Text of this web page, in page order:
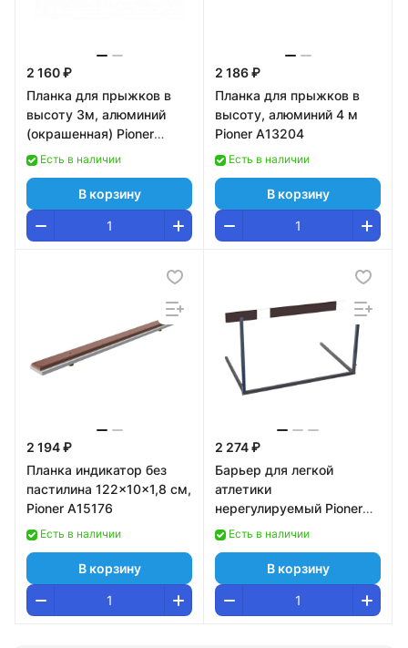
2 160 ₽
Планка для прыжков в
высоту 3м, алюминий
(окрашенная) Pioner
A14308
Есть в наличии
В корзину
2 186 ₽
Планка для прыжков в
высоту, алюминий 4 м
Pioner A13204
Есть в наличии
В корзину
2 194 ₽
Планка индикатор без
пастилина 122x10x1,8 см,
Pioner A15176
Есть в наличии
В корзину
2 274 ₽
Барьер для легкой
атлетики
нерегулируемый Pioner
A14066
Есть в наличии
В корзину